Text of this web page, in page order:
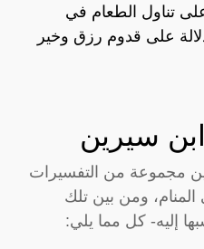
تناول الطعام في
على قدوم رزق وخير
سيرين
مجموعة من التفسيرات
المنام، ومن بين تلك
إليه- كل مما يلي: